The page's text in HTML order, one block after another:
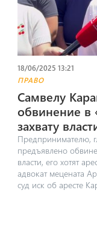
18/06/2025 13:21
ПРАВО
Самвелу
обвинение в
захвату
Предпринимателю,
предъявлено
власти, его хотят
адвокат мецената
суд иск об аресте